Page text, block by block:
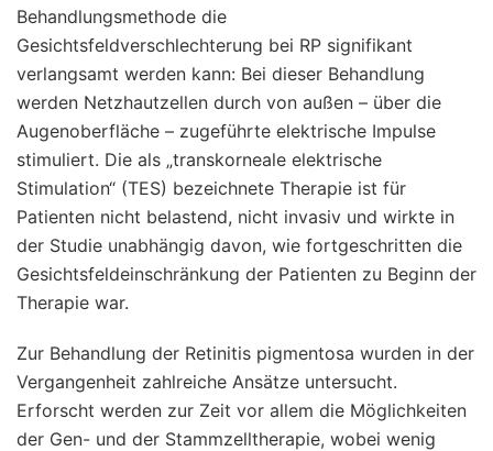
Behandlungsmethode die
Gesichtsfeldverschlechterung bei RP signifikant
verlangsamt werden kann: Bei dieser Behandlung
werden Netzhautzellen durch von außen – über die
Augenoberfläche – zugeführte elektrische Impulse
stimuliert. Die als „transkorneale elektrische
Stimulation“ (TES) bezeichnete Therapie ist für
Patienten nicht belastend, nicht invasiv und wirkte in
der Studie unabhängig davon, wie fortgeschritten die
Gesichtsfeldeinschränkung der Patienten zu Beginn der
Therapie war.
Zur Behandlung der Retinitis pigmentosa wurden in der
Vergangenheit zahlreiche Ansätze untersucht.
Erforscht werden zur Zeit vor allem die Möglichkeiten
der Gen- und der Stammzelltherapie, wobei wenig